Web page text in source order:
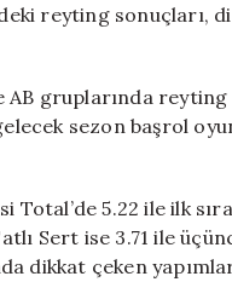
reyting sonuçları,
gruplarında reyting
sezon başrol
Total’de 5.22 ile ilk
Sert ise 3.71 ile
dikkat çeken